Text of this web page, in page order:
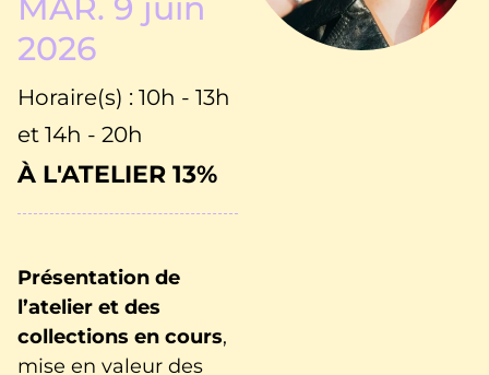
MAR. 9 juin
2026
Horaire(s) : 10h - 13h
et 14h - 20h
À L'ATELIER 13%
Présentation de
l’atelier et des
collections en cours,
mise en valeur des